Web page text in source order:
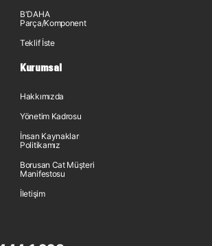
B'DAHA
Parça/Komponent
Teklif İste
Kurumsal
Hakkımızda
Yönetim Kadrosu
İnsan Kaynakları
Politikamız
Borusan Cat Müşteri
Manifestosu
İletişim